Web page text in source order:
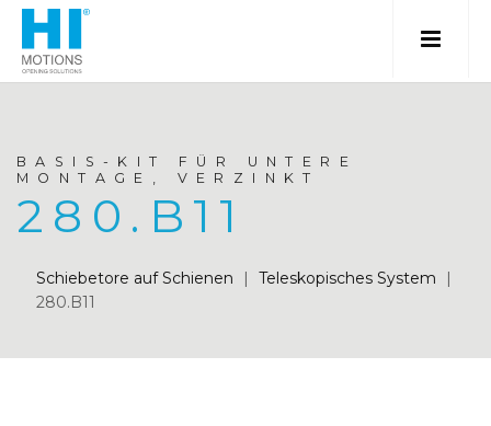
BASIS-KIT FÜR UNTERE
MONTAGE, VERZINKT
280.B11
Schiebetore auf Schienen | Teleskopisches System
|
280.B11